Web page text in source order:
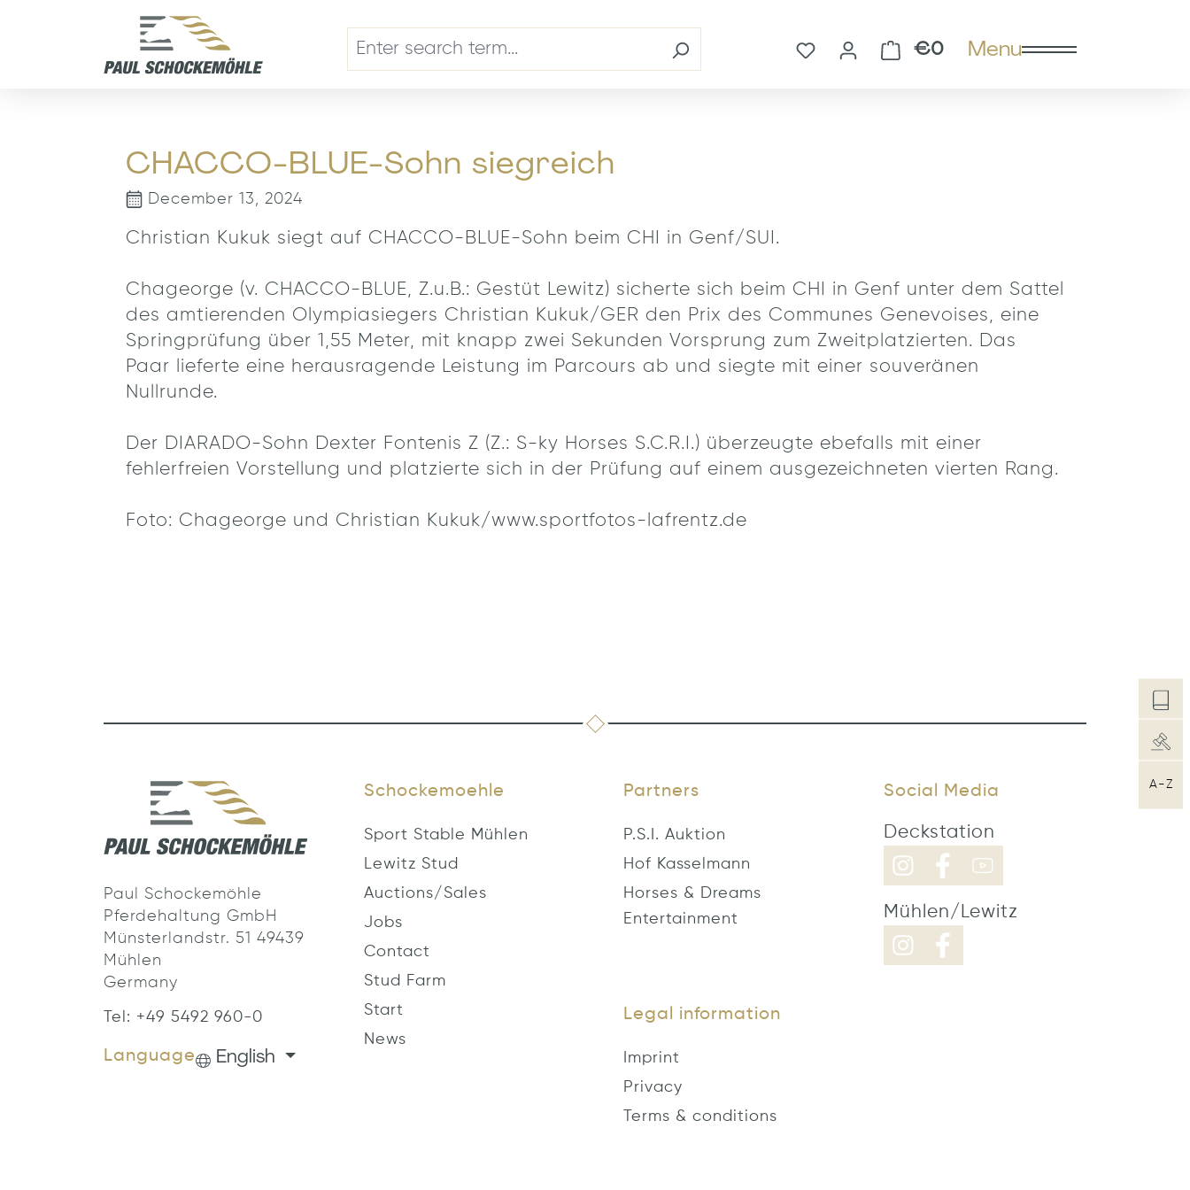
Skip to main navigation
Menu
You have 0 wishlist items
€0 Shopping cart contains
CHACCO-BLUE-Sohn siegreich
December 13, 2024
Christian Kukuk siegt auf CHACCO-BLUE-Sohn beim CHI in Genf/SUI.
Chageorge (v. CHACCO-BLUE, Z.u.B.: Gestüt Lewitz) sicherte sich beim CHI in Genf unter dem Sattel
des amtierenden Olympiasiegers Christian Kukuk/GER den Prix des Communes Genevoises, eine
Springprüfung über 1,55 Meter, mit knapp zwei Sekunden Vorsprung zum Zweitplatzierten. Das
Paar lieferte eine herausragende Leistung im Parcours ab und siegte mit einer souveränen
Nullrunde.
Der DIARADO-Sohn Dexter Fontenis Z (Z.: S-ky Horses S.C.R.I.) überzeugte ebefalls mit einer
fehlerfreien Vorstellung und platzierte sich in der Prüfung auf einem ausgezeichneten vierten Rang.
Foto: Chageorge und Christian Kukuk/www.sportfotos-lafrentz.de
Paul Schockemöhle
Pferdehaltung GmbH
Münsterlandstr. 51 49439
Mühlen
Germany
Tel: +49 5492 960-0
Language English
Schockemoehle
Sport Stable Mühlen
Lewitz Stud
Auctions/Sales
Jobs
Contact
Stud Farm
Start
News
Partners
P.S.I. Auktion
Hof Kasselmann
Horses & Dreams
Entertainment
Legal information
Imprint
Privacy
Terms & conditions
Social Media
Deckstation
Mühlen/Lewitz
A-Z